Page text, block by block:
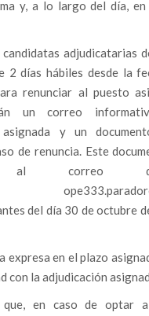
y, a lo largo del día, en
candidatas adjudicatarias
2 días hábiles desde la
renunciar al puesto
un correo
asignada y un
de renuncia. Este
al correo
del día 30 de octubre
expresa en el plazo
con la adjudicación
que, en caso de optar